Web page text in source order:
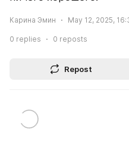
Карина Эмин May 12, 2025,
0 replies 0 reposts
Repost